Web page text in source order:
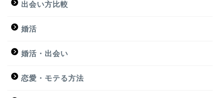
出会い方比較
婚活
婚活・出会い
恋愛・モテる方法